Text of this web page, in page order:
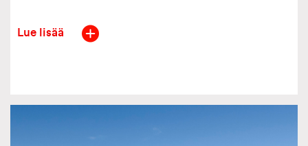
Lue lisää